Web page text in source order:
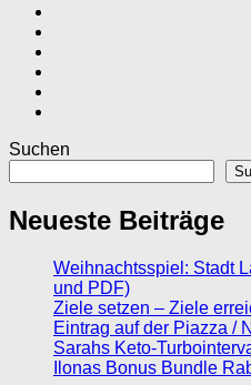
Suchen
Neueste Beiträge
Weihnachtsspiel: Stadt
und PDF)
Ziele setzen – Ziele
Eintrag auf der Piazza /
Sarahs Keto-
Ilonas Bonus Bundle